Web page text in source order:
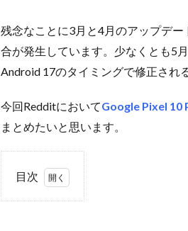
残念なことに3月と4月のアップデ
合が発生しています。少なくとも5
Android 17のタイミングで修正され
今回RedditにおいてGoogle Pixel 10
まとめたいと思います。
目次